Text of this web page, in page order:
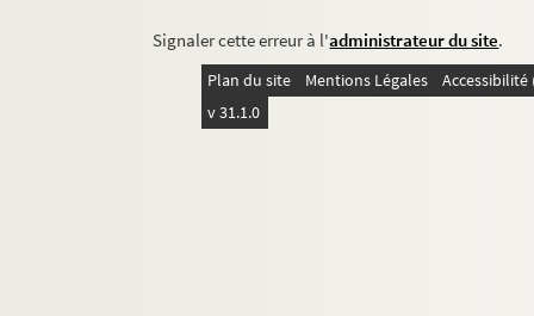
Signaler cette erreur à l'administrateur du site.
Plan du site Mentions Légales
v 31.1.0